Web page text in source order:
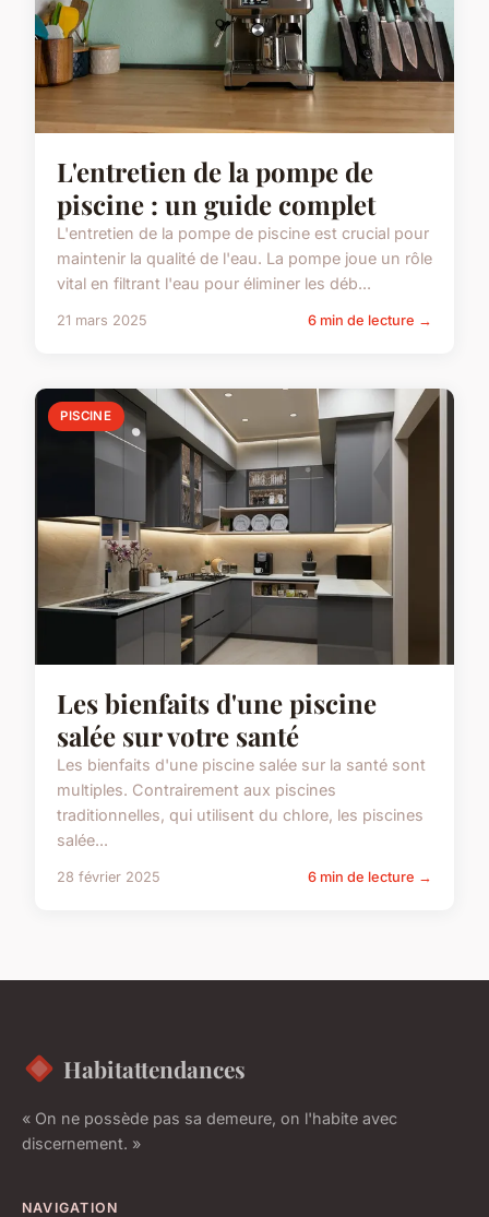
L'entretien de la pompe de
piscine : un guide complet
L'entretien de la pompe de piscine est crucial pour
maintenir la qualité de l'eau. La pompe joue un rôle
vital en filtrant l'eau pour éliminer les déb...
21 mars 2025 6 min de lecture →
PISCINE
Les bienfaits d'une piscine
salée sur votre santé
Les bienfaits d'une piscine salée sur la santé sont
multiples. Contrairement aux piscines
traditionnelles, qui utilisent du chlore, les piscines
salée...
28 février 2025 6 min de lecture →
Habitattendances
« On ne possède pas sa demeure, on l'habite avec
discernement. »
NAVIGATION